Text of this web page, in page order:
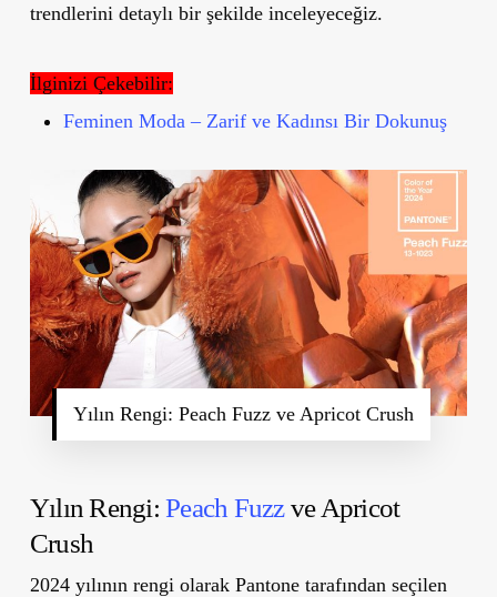
trendlerini detaylı bir şekilde inceleyeceğiz.
İlginizi Çekebilir:
Feminen Moda – Zarif ve Kadınsı Bir Dokunuş
Yılın Rengi: Peach Fuzz ve Apricot Crush
Yılın Rengi:Peach Fuzzve Apricot
Crush
2024 yılının rengi olarak Pantone tarafından seçilen